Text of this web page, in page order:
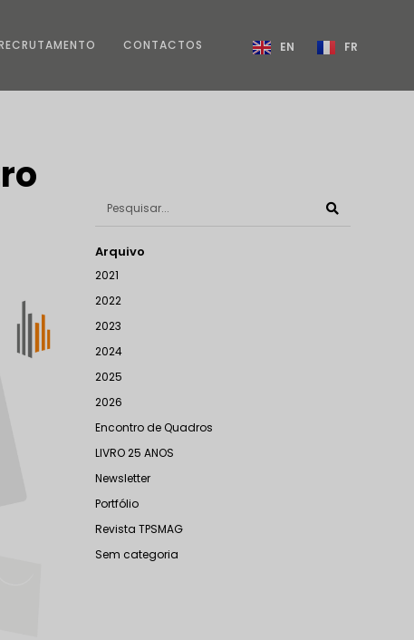
CONTACTOS EN FR
Arquivo
2021
2022
2023
2024
2025
2026
Encontro de Quadros
LIVRO 25 ANOS
Newsletter
Portfólio
Revista TPSMAG
Sem categoria